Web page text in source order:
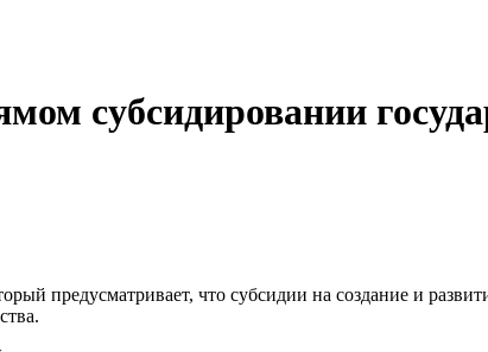
субсидировании
предусматривает, что субсидии на создание и